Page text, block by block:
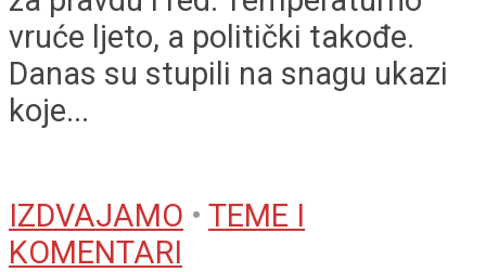
vruće ljeto, a politički takođe.
Danas su stupili na snagu ukazi
koje...
IZDVAJAMO • TEME I
KOMENTARI